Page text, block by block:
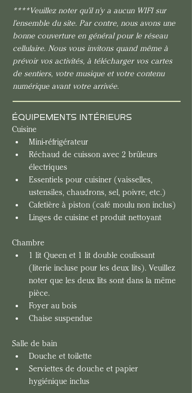
****Veuillez noter qu'il n'y a aucun WIFI sur
l'ensemble du site. Par contre, nous avons une
bonne couverture en général pour le réseau
cellulaire. Nous vous invitons quand même à
prévoir vos activités, à télécharger vos cartes
de sentiers, votre musique et votre contenu
numérique avant votre arrivée.
ÉQUIPEMENTS INTÉRIEURS
Cuisine
Mini-réfrigérateur
Réchaud de cuisson avec 2 brûleurs
électriques
Essentiels pour cuisiner (vaisselles,
ustensiles, chaudrons, sel, poivre, etc.)
Cafetière à piston (café moulu non inclus)
Linges de cuisine et produit nettoyant
Chambre
1 lit Queen et 1 lit double coulissant
(literie incluse pour les deux lits). Veuillez
noter que les deux lits sont dans la même
pièce.
Foyer au bois
Chaise suspendue
Salle de bain
Douche et toilette
Serviettes de douche et papier
hygiénique inclus